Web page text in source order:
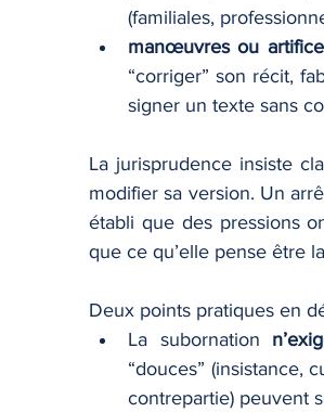
(familiales,
manœuvres ou
“corriger” son récit,
signer un texte sans
La jurisprudence insiste
modifier sa version. Un
établi que des pressions
que ce qu’elle pense être
Deux points pratiques en
La subornation
“douces” (insistance,
contrepartie) peuvent